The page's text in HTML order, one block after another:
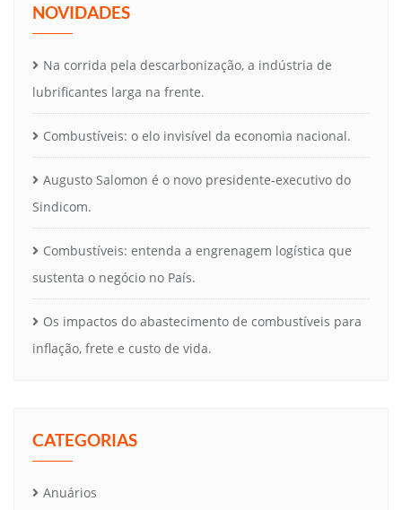
NOVIDADES
Na corrida pela descarbonização, a indústria de
lubrificantes larga na frente.
Combustíveis: o elo invisível da economia nacional.
Augusto Salomon é o novo presidente-executivo do
Sindicom.
Combustíveis: entenda a engrenagem logística que
sustenta o negócio no País.
Os impactos do abastecimento de combustíveis para
inflação, frete e custo de vida.
CATEGORIAS
Anuários